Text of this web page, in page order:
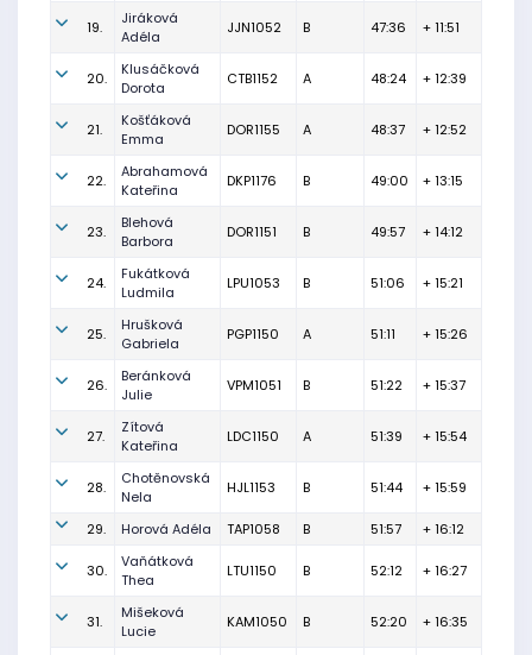
19.
Jiráková
Adéla
JJN1052 B 47:36 + 11:51
20.
Klusáčková
Dorota
CTB1152 A 48:24 + 12:39
21.
Košťáková
Emma
DOR1155 A 48:37 + 12:52
22.
Abrahamová
Kateřina
DKP1176 B 49:00 + 13:15
23.
Blehová
Barbora
DOR1151 B 49:57 + 14:12
24.
Fukátková
Ludmila
LPU1053 B 51:06 + 15:21
25.
Hrušková
Gabriela
PGP1150 A 51:11 + 15:26
26.
Beránková
Julie
VPM1051 B 51:22 + 15:37
27.
Zítová
Kateřina
LDC1150 A 51:39 + 15:54
28.
Chotěnovská
Nela
HJL1153 B 51:44 + 15:59
29. Horová Adéla TAP1058 B 51:57 + 16:12
30.
Vaňátková
Thea
LTU1150 B 52:12 + 16:27
31.
Mišeková
Lucie
KAM1050 B 52:20 + 16:35